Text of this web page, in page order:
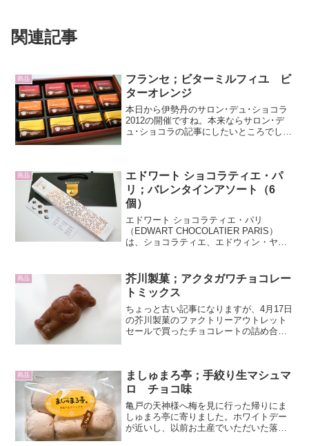
関連記事
商品
フランセ；ビターミルフィユ ビ
ターオレンジ
本日から伊勢丹のサロン･デュ･ショコラ
2012の開催ですね。本来ならサロン･デ
ュ･ショコラの記事にしたいところでした
ど。他のチョコレー...
商品
エドワート ショコラティエ・パ
リ；バレンタインアソート（6
個）
エドワート ショコラティエ・パリ
（EDWART CHOCOLATIER PARIS）
は、ショコラティエ、エドウィン・ヤン
2017年から C.C.C.（フラ...
商品
芥川製菓；アクタガワチョコレー
トミックス
ちょっと古い記事になりますが、4月17日
の芥川製菓のファクトリーアウトレット
セールで買ったチョコレートの詰め合わ
せな瞬間です。広げて...
商品
ましゅまろ亭；手絞り生マシュマ
ロ チョコ味
亀戸の天神様へ梅を見に行った帰りにま
しゅまろ亭に寄りました。ホワイトデー
が近いし、以前お土産でいただいた落花